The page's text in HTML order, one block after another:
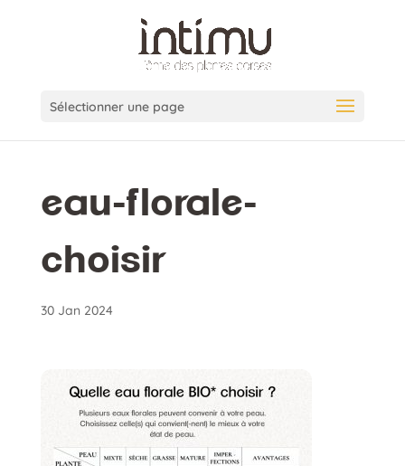
Sélectionner une page
eau-florale-
choisir
30 Jan 2024